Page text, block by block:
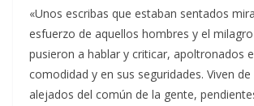
«Unos escribas que estaban sentados
esfuerzo de aquellos hombres y el milagro
pusieron a hablar y criticar, apoltronados
comodidad y en sus seguridades. Viven de
alejados del común de la gente,